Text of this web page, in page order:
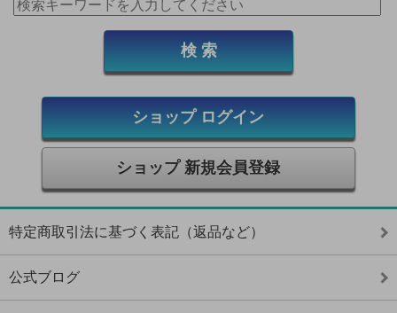
ショップ ログイン
ショップ 新規会員登録
特定商取引法に基づく表記（返品など）
公式ブログ